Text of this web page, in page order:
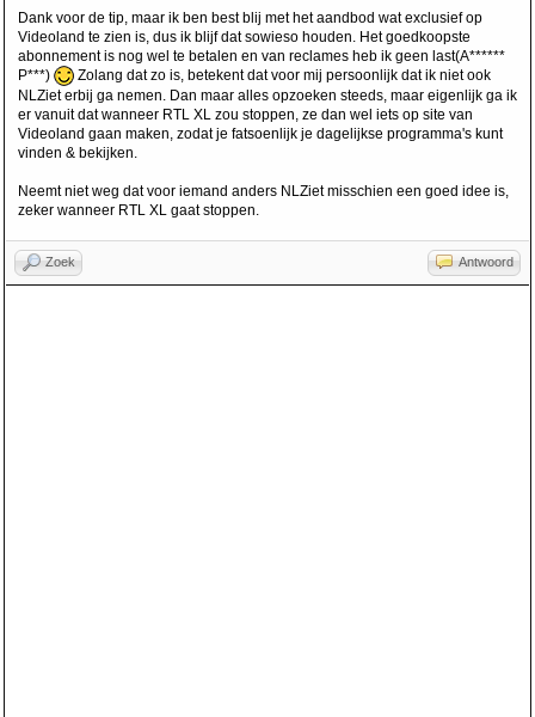
Dank voor de tip, maar ik ben best blij met het aandbod wat exclusief op
Videoland te zien is, dus ik blijf dat sowieso houden. Het goedkoopste
abonnement is nog wel te betalen en van reclames heb ik geen last(A******
P***)
Zolang dat zo is, betekent dat voor mij persoonlijk dat ik niet ook
NLZiet erbij ga nemen. Dan maar alles opzoeken steeds, maar eigenlijk ga ik
er vanuit dat wanneer RTL XL zou stoppen, ze dan wel iets op site van
Videoland gaan maken, zodat je fatsoenlijk je dagelijkse programma's kunt
vinden & bekijken.
Neemt niet weg dat voor iemand anders NLZiet misschien een goed idee is,
zeker wanneer RTL XL gaat stoppen.
Zoek Antwoord